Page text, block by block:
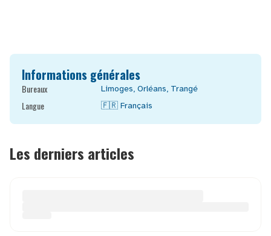
Informations générales
Bureaux Limoges, Orléans, Trangé
Langue 🇫🇷 Français
Les derniers articles